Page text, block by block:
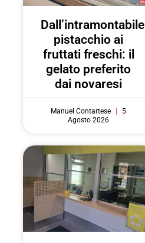
Dall’intramontabile
pistacchio ai
fruttati freschi: il
gelato preferito
dai novaresi
Manuel Contartese
5
Agosto 2026